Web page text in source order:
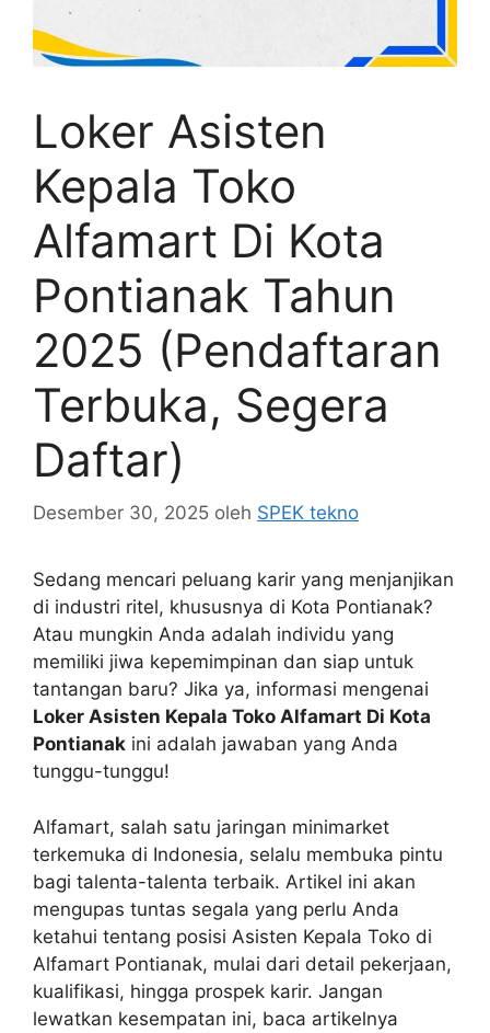
Loker Asisten
Kepala Toko
Alfamart Di Kota
Pontianak Tahun
2025 (Pendaftaran
Terbuka, Segera
Daftar)
Desember 30, 2025 oleh SPEK tekno
Sedang mencari peluang karir yang menjanjikan
di industri ritel, khususnya di Kota Pontianak?
Atau mungkin Anda adalah individu yang
memiliki jiwa kepemimpinan dan siap untuk
tantangan baru? Jika ya, informasi mengenai
Loker Asisten Kepala Toko Alfamart Di Kota
Pontianak ini adalah jawaban yang Anda
tunggu-tunggu!
Alfamart, salah satu jaringan minimarket
terkemuka di Indonesia, selalu membuka pintu
bagi talenta-talenta terbaik. Artikel ini akan
mengupas tuntas segala yang perlu Anda
ketahui tentang posisi Asisten Kepala Toko di
Alfamart Pontianak, mulai dari detail pekerjaan,
kualifikasi, hingga prospek karir. Jangan
lewatkan kesempatan ini, baca artikelnya